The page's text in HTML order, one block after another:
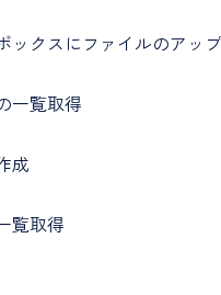
ックスにファイルのアッ
一覧取得
成
覧取得